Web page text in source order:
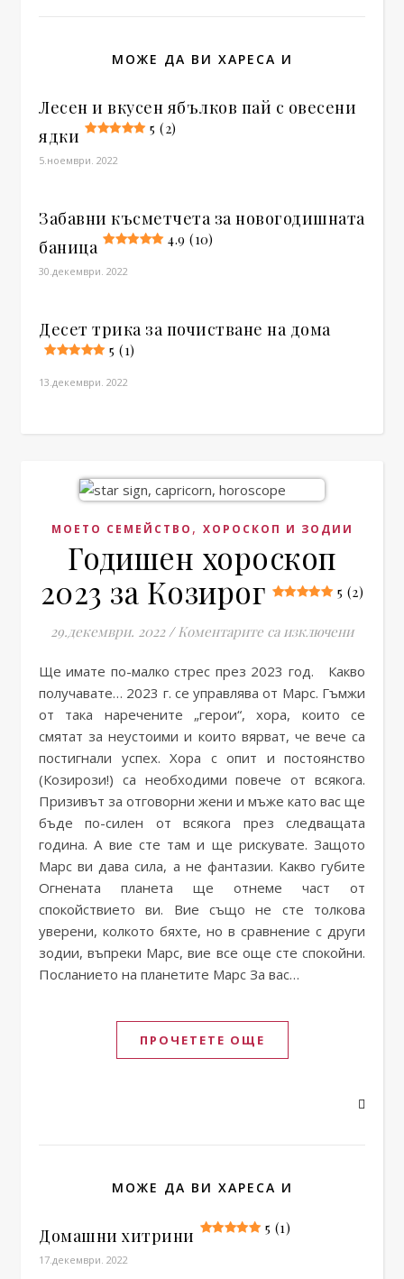
МОЖЕ ДА ВИ ХАРЕСА И
Лесен и вкусен ябълков пай с овесени
ядки
5 (2)
5.ноември. 2022
Забавни късметчета за новогодишната
баница
4.9 (10)
30.декември. 2022
Десет трика за почистване на дома
5 (1)
13.декември. 2022
МОЕТО СЕМЕЙСТВО , ХОРОСКОП И ЗОДИИ
Годишен хороскоп
2023 за Козирог
5 (2)
29.декември. 2022 / Коментарите са изключениза
Ще имате по-малко стрес през 2023 год. Какво
получавате… 2023 г. се управлява от Марс. Гъмжи
от така наречените „герои“, хора, които се
смятат за неустоими и които вярват, че вече са
постигнали успех. Хора с опит и постоянство
(Козирози!) са необходими повече от всякога.
Призивът за отговорни жени и мъже като вас ще
бъде по-силен от всякога през следващата
година. А вие сте там и ще рискувате. Защото
Марс ви дава сила, а не фантазии. Какво губите
Огнената планета ще отнеме част от
спокойствието ви. Вие също не сте толкова
уверени, колкото бяхте, но в сравнение с други
зодии, въпреки Марс, вие все още сте спокойни.
Посланието на планетите Марс За вас…
ПРОЧЕТЕТЕ ОЩЕ
МОЖЕ ДА ВИ ХАРЕСА И
Домашни хитрини 5 (1)
17.декември. 2022